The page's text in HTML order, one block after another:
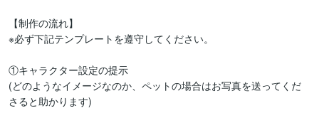
【制作の流れ】
※必ず下記テンプレートを遵守してください。
①キャラクター設定の提示
(どのようなイメージなのか、ペットの場合はお写真を送ってくだ
さると助かります)